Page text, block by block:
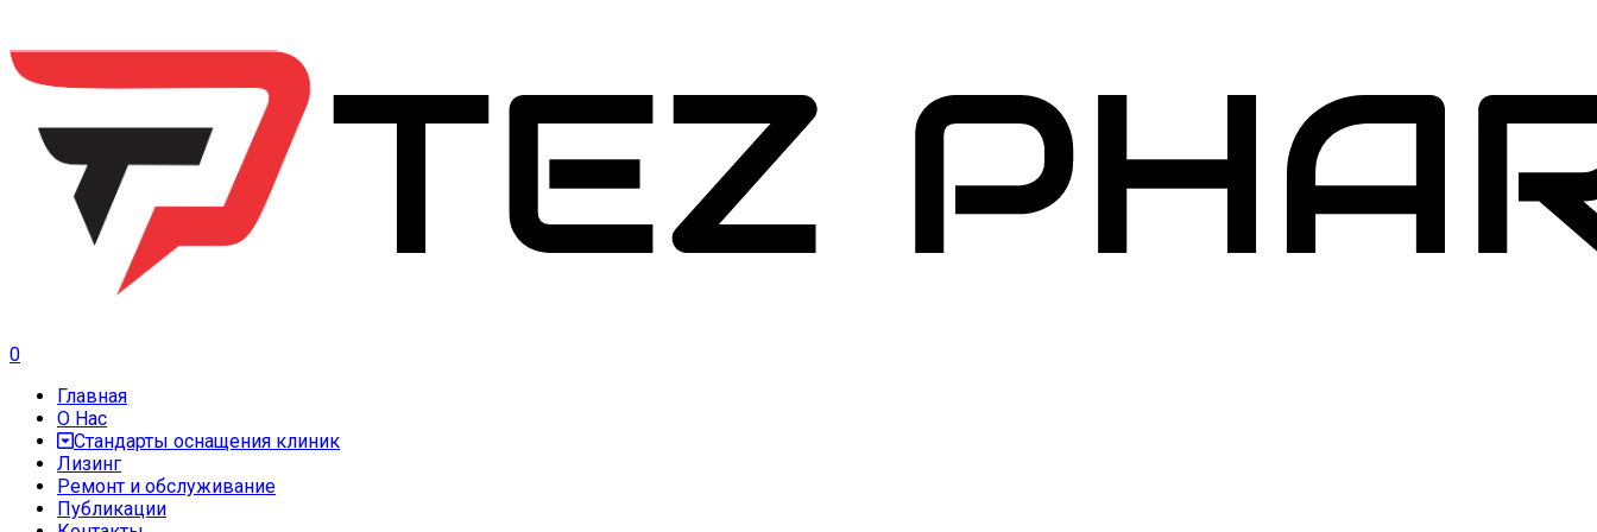
0
Главная
О Нас
Стандарты оснащения клиник
Лизинг
Ремонт и обслуживание
Публикации